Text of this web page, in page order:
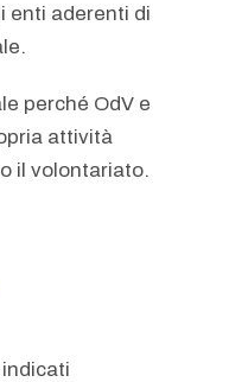
enti aderenti di
perché OdV e
attività
il volontariato.